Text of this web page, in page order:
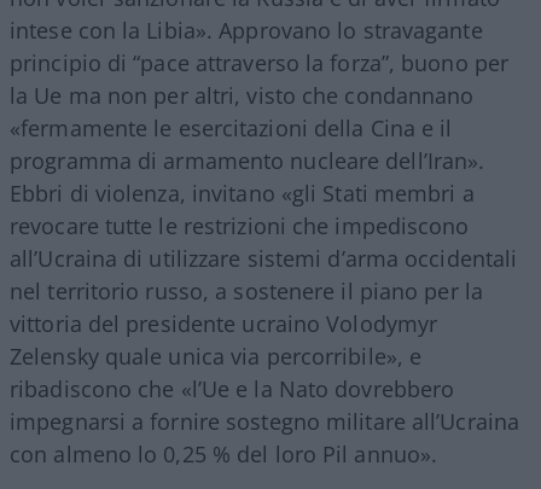
intese con la Libia». Approvano lo stravagante
principio di “pace attraverso la forza”, buono per
la Ue ma non per altri, visto che condannano
«fermamente le esercitazioni della Cina e il
programma di armamento nucleare dell’Iran».
Ebbri di violenza, invitano «gli Stati membri a
revocare tutte le restrizioni che impediscono
all’Ucraina di utilizzare sistemi d’arma occidentali
nel territorio russo, a sostenere il piano per la
vittoria del presidente ucraino Volodymyr
Zelensky quale unica via percorribile», e
ribadiscono che «l’Ue e la Nato dovrebbero
impegnarsi a fornire sostegno militare all’Ucraina
con almeno lo 0,25 % del loro Pil annuo».